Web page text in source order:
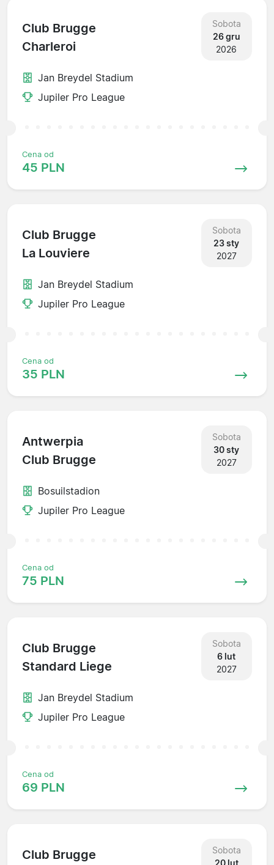
Club Brugge
Charleroi
Sobota
26 gru
2026
Jan Breydel Stadium
Jupiler Pro League
Cena od
45 PLN
Club Brugge
La Louviere
Sobota
23 sty
2027
Jan Breydel Stadium
Jupiler Pro League
Cena od
35 PLN
Antwerpia
Club Brugge
Sobota
30 sty
2027
Bosuilstadion
Jupiler Pro League
Cena od
75 PLN
Club Brugge
Standard Liege
Sobota
6 lut
2027
Jan Breydel Stadium
Jupiler Pro League
Cena od
69 PLN
Club Brugge
Sobota
20 lut